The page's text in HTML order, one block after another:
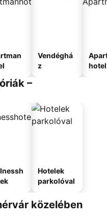
Vendéghá
z
hotel
–
Hotelek
parkolóval
közelében